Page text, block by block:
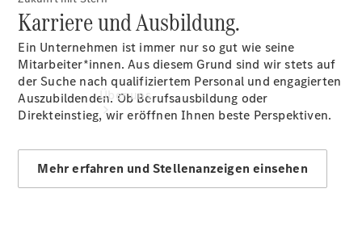
Über uns
Karriere und Ausbildung.
Ein Unternehmen ist immer nur so gut wie seine
Mitarbeiter*innen. Aus diesem Grund sind wir stets auf
der Suche nach qualifiziertem Personal und engagierten
Auszubildenden. Ob Berufsausbildung oder
Direkteinstieg, wir eröffnen Ihnen beste Perspektiven.
Mehr erfahren und Stellenanzeigen einsehen